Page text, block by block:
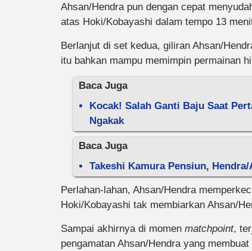
Ahsan/Hendra pun dengan cepat
atas Hoki/Kobayashi dalam tempo 13
Berlanjut di set kedua, giliran Ahsan/
itu bahkan mampu memimpin permainan
Baca Juga
Kocak! Salah Ganti Baju Saat
Ngakak
Baca Juga
Takeshi Kamura Pensiun,
Perlahan-lahan, Ahsan/Hendra
Hoki/Kobayashi tak membiarkan Ahsan/
Sampai akhirnya di momen matchpoint,
pengamatan Ahsan/Hendra yang